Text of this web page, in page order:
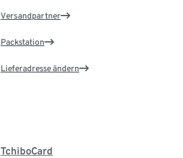
Versandpartner
Packstation
Lieferadresse ändern
TchiboCard